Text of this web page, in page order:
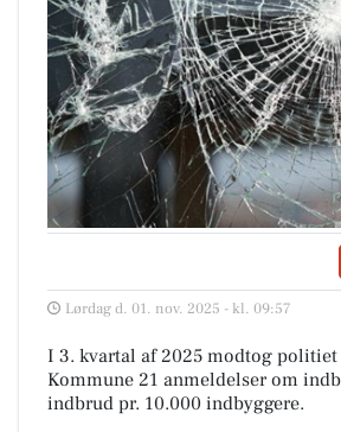
Lørdag d. 01. nov. 2025 - kl. 09:57
I 3. kvartal af 2025 modtog politiet
Kommune 21 anmeldelser om
indbrud pr. 10.000 indbyggere.